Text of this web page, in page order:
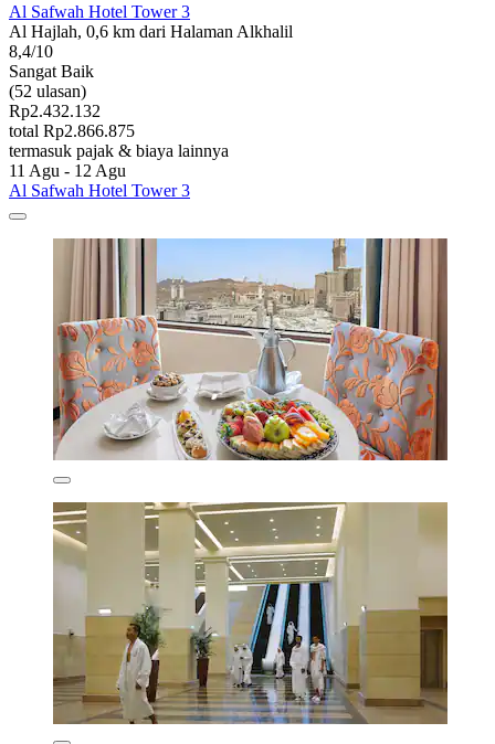
Al Safwah Hotel Tower 3
Al Hajlah, 0,6 km dari Halaman Alkhalil
8,4/10
Sangat Baik
(52 ulasan)
Rp2.432.132
total Rp2.866.875
termasuk pajak & biaya lainnya
11 Agu - 12 Agu
Al Safwah Hotel Tower 3